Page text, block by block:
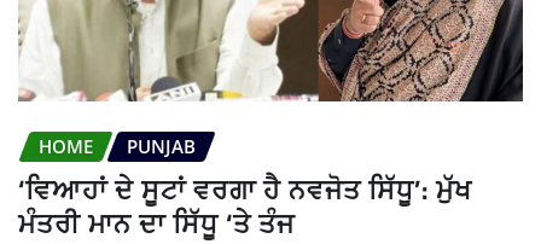
HOME PUNJAB
‘ਵਿਆਹਾਂ ਦੇ ਸੂਟਾਂ ਵਰਗਾ ਹੈ ਨਵਜੋਤ ਸਿੱਧੂ’: ਮੁੱਖ
ਮੰਤਰੀ ਮਾਨ ਦਾ ਸਿੱਧੂ ‘ਤੇ ਤੰਜ